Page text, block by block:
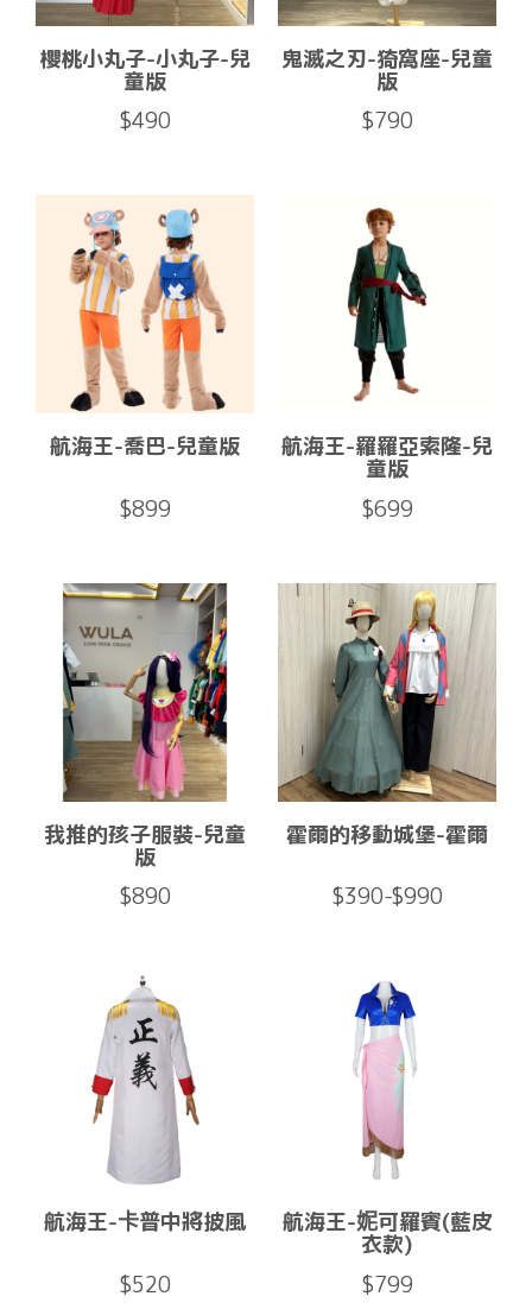
櫻桃小丸子-小丸子-兒
童版
$490
鬼滅之刃-猗窩座-兒童
版
$790
航海王-喬巴-兒童版
$899
航海王-羅羅亞索隆-兒
童版
$699
我推的孩子服裝-兒童
版
$890
霍爾的移動城堡-霍爾
$390-$990
航海王-卡普中將披風
$520
航海王-妮可羅賓(藍皮
衣款)
$799